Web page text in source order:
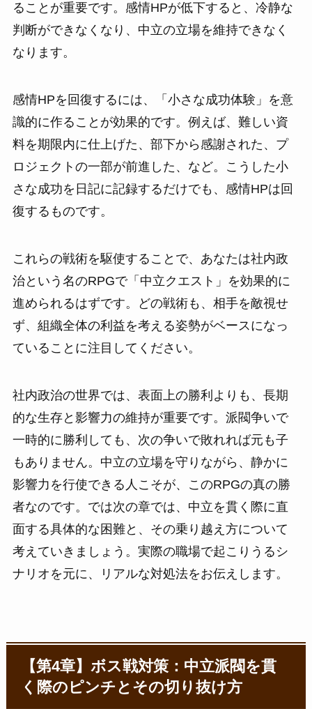
ることが重要です。感情HPが低下すると、冷静な
判断ができなくなり、中立の立場を維持できなく
なります。
感情HPを回復するには、「小さな成功体験」を意
識的に作ることが効果的です。例えば、難しい資
料を期限内に仕上げた、部下から感謝された、プ
ロジェクトの一部が前進した、など。こうした小
さな成功を日記に記録するだけでも、感情HPは回
復するものです。
これらの戦術を駆使することで、あなたは社内政
治という名のRPGで「中立クエスト」を効果的に
進められるはずです。どの戦術も、相手を敵視せ
ず、組織全体の利益を考える姿勢がベースになっ
ていることに注目してください。
社内政治の世界では、表面上の勝利よりも、長期
的な生存と影響力の維持が重要です。派閥争いで
一時的に勝利しても、次の争いで敗れれば元も子
もありません。中立の立場を守りながら、静かに
影響力を行使できる人こそが、このRPGの真の勝
者なのです。では次の章では、中立を貫く際に直
面する具体的な困難と、その乗り越え方について
考えていきましょう。実際の職場で起こりうるシ
ナリオを元に、リアルな対処法をお伝えします。
【第4章】ボス戦対策：中立派閥を貫
く際のピンチとその切り抜け方